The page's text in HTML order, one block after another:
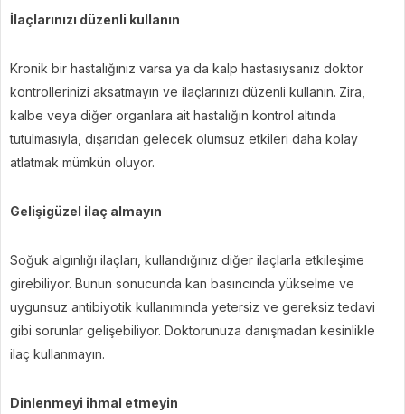
İlaçlarınızı düzenli kullanın
Kronik bir hastalığınız varsa ya da kalp hastasıysanız doktor
kontrollerinizi aksatmayın ve ilaçlarınızı düzenli kullanın. Zira,
kalbe veya diğer organlara ait hastalığın kontrol altında
tutulmasıyla, dışarıdan gelecek olumsuz etkileri daha kolay
atlatmak mümkün oluyor.
Gelişigüzel ilaç almayın
Soğuk algınlığı ilaçları, kullandığınız diğer ilaçlarla etkileşime
girebiliyor. Bunun sonucunda kan basıncında yükselme ve
uygunsuz antibiyotik kullanımında yetersiz ve gereksiz tedavi
gibi sorunlar gelişebiliyor. Doktorunuza danışmadan kesinlikle
ilaç kullanmayın.
Dinlenmeyi ihmal etmeyin